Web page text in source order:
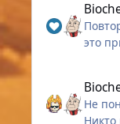
это
Не